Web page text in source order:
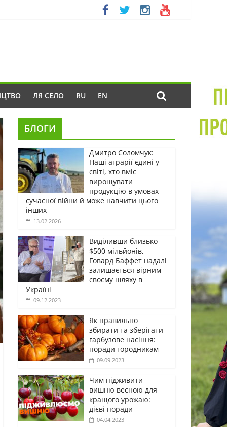
ЛЯ СЕЛО RU EN
БЛОГИ
Дмитро Соломчук:
Наші аграрії єдині у
світі, хто вміє
вирощувати
продукцію в умовах
сучасної війни й може навчити цього
інших
13.02.2026
Виділивши близько
$500 мільйонів,
Говард Баффет надалі
залишається вірним
своєму шляху в
Україні
09.12.2023
Як правильно
збирати та зберігати
гарбузове насіння:
поради городникам
09.09.2023
Чим підживити
вишню весною для
кращого урожаю:
дієві поради
04.04.2023